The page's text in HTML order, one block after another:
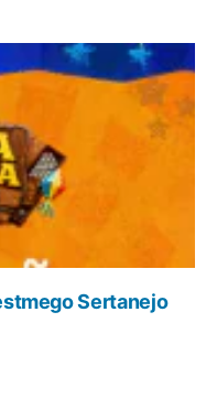
Sertanejo